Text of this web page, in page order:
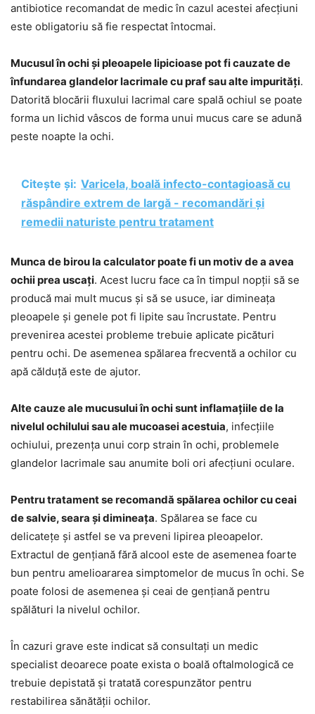
antibiotice recomandat de medic în cazul acestei afecțiuni
este obligatoriu să fie respectat întocmai.
Mucusul în ochi și pleoapele lipicioase pot fi cauzate de
înfundarea glandelor lacrimale cu praf sau alte impurități.
Datorită blocării fluxului lacrimal care spală ochiul se poate
forma un lichid vâscos de forma unui mucus care se adună
peste noapte la ochi.
Citește și: Varicela, boală infecto-contagioasă cu
răspândire extrem de largă - recomandări și
remedii naturiste pentru tratament
Munca de birou la calculator poate fi un motiv de a avea
ochii prea uscați. Acest lucru face ca în timpul nopții să se
producă mai mult mucus și să se usuce, iar dimineața
pleoapele și genele pot fi lipite sau încrustate. Pentru
prevenirea acestei probleme trebuie aplicate picături
pentru ochi. De asemenea spălarea frecventă a ochilor cu
apă călduță este de ajutor.
Alte cauze ale mucusului în ochi sunt inflamațiile de la
nivelul ochilului sau ale mucoasei acestuia, infecțiile
ochiului, prezența unui corp strain în ochi, problemele
glandelor lacrimale sau anumite boli ori afecțiuni oculare.
Pentru tratament se recomandă spălarea ochilor cu ceai
de salvie, seara și dimineața. Spălarea se face cu
delicatețe și astfel se va preveni lipirea pleoapelor.
Extractul de gențiană fără alcool este de asemenea foarte
bun pentru amelioararea simptomelor de mucus în ochi. Se
poate folosi de asemenea și ceai de gențiană pentru
spălături la nivelul ochilor.
În cazuri grave este indicat să consultați un medic
specialist deoarece poate exista o boală oftalmologică ce
trebuie depistată și tratată corespunzător pentru
restabilirea sănătății ochilor.